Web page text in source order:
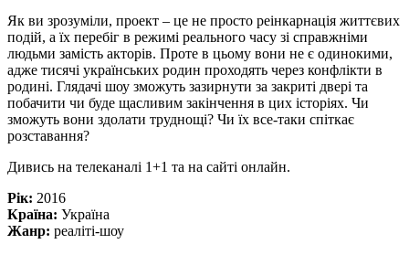
Як ви зрозуміли, проект – це не просто реінкарнація життєвих
подій, а їх перебіг в режимі реального часу зі справжніми
людьми замість акторів. Проте в цьому вони не є одинокими,
адже тисячі українських родин проходять через конфлікти в
родині. Глядачі шоу зможуть зазирнути за закриті двері та
побачити чи буде щасливим закінчення в цих історіях. Чи
зможуть вони здолати труднощі? Чи їх все-таки спіткає
розставання?
Дивись на телеканалі 1+1 та на сайті онлайн.
Рік: 2016
Країна: Україна
Жанр: реаліті-шоу